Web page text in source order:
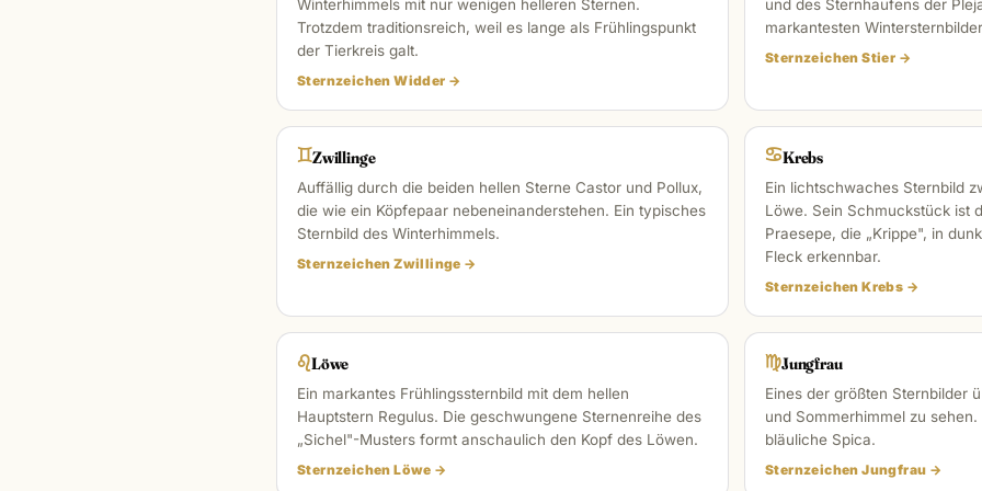
Winterhimmels mit nur wenigen helleren Sternen.
Trotzdem traditionsreich, weil es lange als Frühlingspunkt
der Tierkreis galt.
Sternzeichen Widder →
und des Sternhaufens der
markantesten
Sternzeichen Stier →
♊︎Zwillinge
Auffällig durch die beiden hellen Sterne Castor und Pollux,
die wie ein Köpfepaar nebeneinanderstehen. Ein typisches
Sternbild des Winterhimmels.
Sternzeichen Zwillinge →
♋︎Krebs
Ein lichtschwaches Sternbild
Löwe. Sein Schmuckstück ist
Praesepe, die „Krippe", in
Fleck erkennbar.
Sternzeichen Krebs →
♌︎Löwe
Ein markantes Frühlingssternbild mit dem hellen
Hauptstern Regulus. Die geschwungene Sternenreihe des
„Sichel"-Musters formt anschaulich den Kopf des Löwen.
Sternzeichen Löwe →
♍︎Jungfrau
Eines der größten Sternbilder
und Sommerhimmel zu
bläuliche Spica.
Sternzeichen Jungfrau →